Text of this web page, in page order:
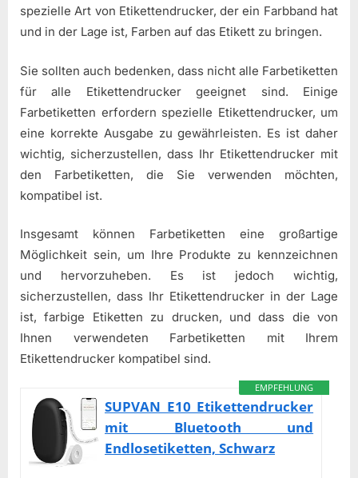
spezielle Art von Etikettendrucker, der ein Farbband hat
und in der Lage ist, Farben auf das Etikett zu bringen.
Sie sollten auch bedenken, dass nicht alle Farbetiketten
für alle Etikettendrucker geeignet sind. Einige
Farbetiketten erfordern spezielle Etikettendrucker, um
eine korrekte Ausgabe zu gewährleisten. Es ist daher
wichtig, sicherzustellen, dass Ihr Etikettendrucker mit
den Farbetiketten, die Sie verwenden möchten,
kompatibel ist.
Insgesamt können Farbetiketten eine großartige
Möglichkeit sein, um Ihre Produkte zu kennzeichnen
und hervorzuheben. Es ist jedoch wichtig,
sicherzustellen, dass Ihr Etikettendrucker in der Lage
ist, farbige Etiketten zu drucken, und dass die von
Ihnen verwendeten Farbetiketten mit Ihrem
Etikettendrucker kompatibel sind.
EMPFEHLUNG
SUPVAN E10 Etikettendrucker
mit Bluetooth und
Endlosetiketten, Schwarz